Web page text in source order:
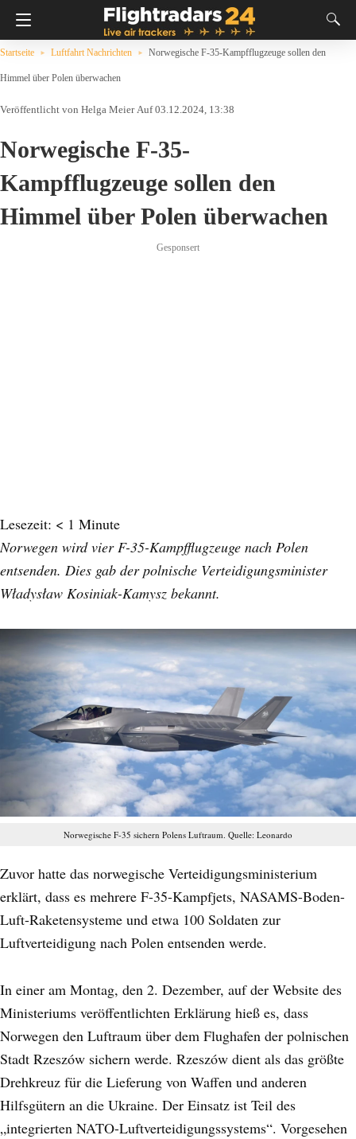
Startseite Luftfahrt Nachrichten Norwegische F-35-Kampfflugzeuge sollen den
Himmel über Polen überwachen
Helga Meier Auf 03.12.2024, 13:38
Norwegische F-35-
Kampfflugzeuge sollen den
Himmel über Polen überwachen
Gesponsert
Lesezeit: < 1 Minute
Norwegen wird vier F-35-Kampfflugzeuge nach Polen
entsenden. Dies gab der polnische Verteidigungsminister
Władysław Kosiniak-Kamysz bekannt.
Norwegische F-35 sichern Polens Luftraum. Quelle: Leonardo
Zuvor hatte das norwegische Verteidigungsministerium
erklärt, dass es mehrere F-35-Kampfjets, NASAMS-Boden-
Luft-Raketensysteme und etwa 100 Soldaten zur
Luftverteidigung nach Polen entsenden werde.
In einer am Montag, den 2. Dezember, auf der Website des
Ministeriums veröffentlichten Erklärung hieß es, dass
Norwegen den Luftraum über dem Flughafen der polnischen
Stadt Rzeszów sichern werde. Rzeszów dient als das größte
Drehkreuz für die Lieferung von Waffen und anderen
Hilfsgütern an die Ukraine. Der Einsatz ist Teil des
„integrierten NATO-Luftverteidigungssystems“. Vorgesehen